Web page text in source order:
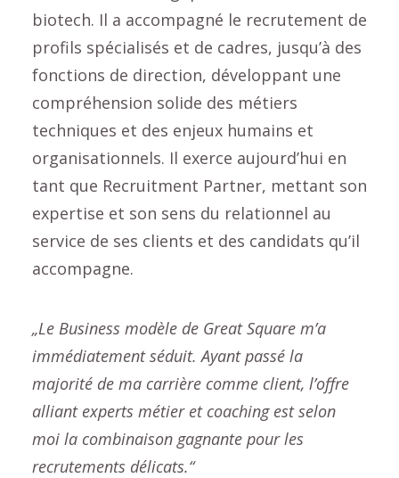
biotech. Il a accompagné le recrutement de
profils spécialisés et de cadres, jusqu’à des
fonctions de direction, développant une
compréhension solide des métiers
techniques et des enjeux humains et
organisationnels. Il exerce aujourd’hui en
tant que Recruitment Partner, mettant son
expertise et son sens du relationnel au
service de ses clients et des candidats qu’il
accompagne.
„Le Business modèle de Great Square m’a
immédiatement séduit. Ayant passé la
majorité de ma carrière comme client, l’offre
alliant experts métier et coaching est selon
moi la combinaison gagnante pour les
recrutements délicats.“